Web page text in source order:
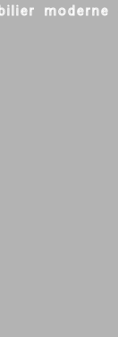
ilier moderne